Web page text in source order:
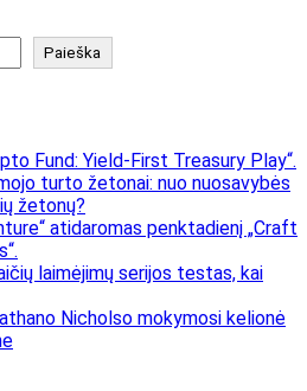
Paieška
Fund: Yield-First Treasury Play“.
turto žetonai: nuo nuosavybės
žetonų?
atidaromas penktadienį „Craft
laimėjimų serijos testas, kai
Nicholso mokymosi kelionė